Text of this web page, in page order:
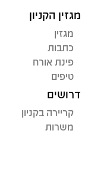
מגזין הקניון
מגזין
כתבות
פינת אורח
טיפים
דרושים
קריירה בקניון
משרות